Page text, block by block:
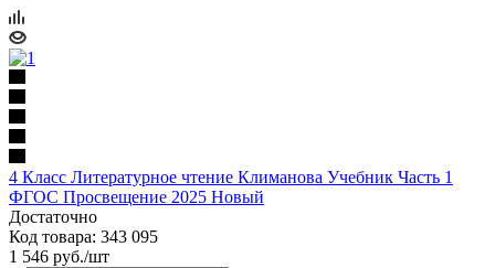
4 Класс Литературное чтение Климанова Учебник Часть 1
ФГОС Просвещение 2025 Новый
Достаточно
Код товара: 343 095
1 546 руб./шт